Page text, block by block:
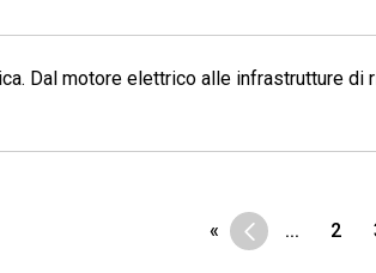
Dal motore elettrico alle infrastrutture
« « ... 2